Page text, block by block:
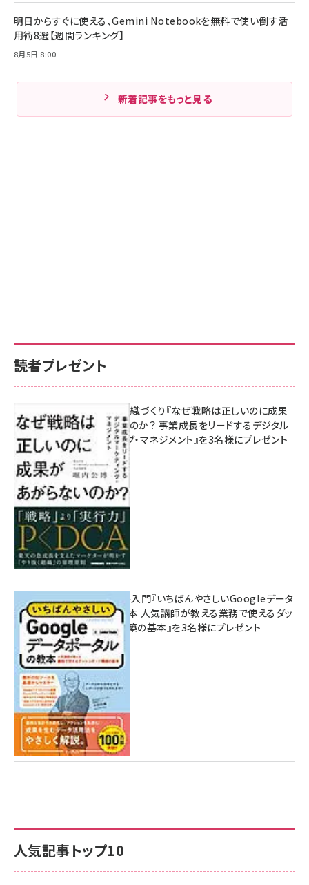
明日からすぐに使える、Gemini Notebookを無料で使い倒す活
用術8選【週間ランキング】
8月5日 8:00
新着記事をもっと見る
人気記事トップ10
読者プレゼント
成果を生む組織づくり『なぜ戦略は正しいのに成果
があがらないのか？ 事業成長をリードするデジタル
マーケティング・マネジメント』を3名様にプレゼント
10:00
無料BIツール入門『いちばんやさしいGoogleデータ
ポータルの教本 人気講師が教える業務で使えるダッ
シュボード構築の基本』を3名様にプレゼント
7月31日 10:00